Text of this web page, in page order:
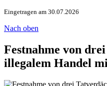
Eingetragen am 30.07.2026
Nach oben
Festnahme von
illegalem Handel